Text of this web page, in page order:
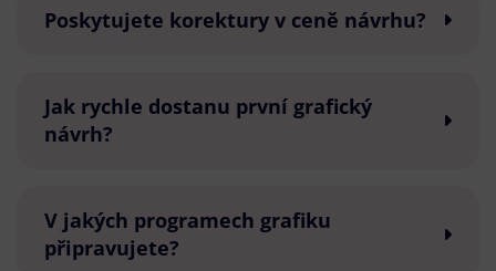
Poskytujete korektury v ceně návrhu?
Jak rychle dostanu první grafický
návrh?
V jakých programech grafiku
připravujete?